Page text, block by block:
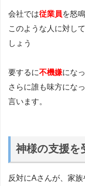
会社では従業員を怒
このような人に対し
しょう
要するに不機嫌にな
さらに誰も味方にな
言います。
神様の支援を
反対にAさんが、家族